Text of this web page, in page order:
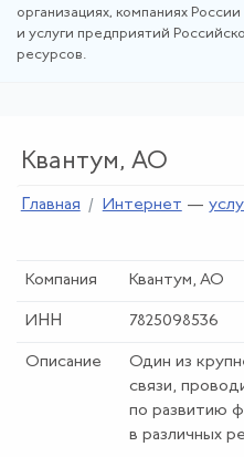
организациях, компаниях
и услуги предприятий
ресурсов.
Квантум, АО
Главная Интернет —
Компания Квантум, АО
ИНН 7825098536
Описание
Один из
связи,
по развитию
в различных